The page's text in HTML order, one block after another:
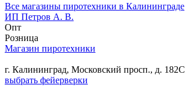
Все магазины пиротехники в Калининграде
ИП Петров А. В.
Опт
Розница
Магазин пиротехники
г. Калининград, Московский просп., д. 182С
выбрать фейерверки